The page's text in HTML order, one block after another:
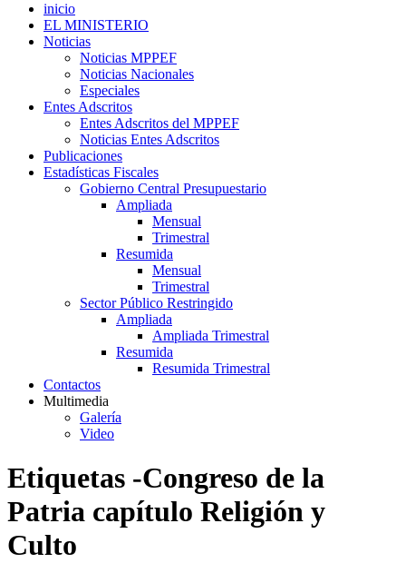
inicio
EL MINISTERIO
Noticias
Noticias MPPEF
Noticias Nacionales
Especiales
Entes Adscritos
Entes Adscritos del MPPEF
Noticias Entes Adscritos
Publicaciones
Estadísticas Fiscales
Gobierno Central Presupuestario
Ampliada
Mensual
Trimestral
Resumida
Mensual
Trimestral
Sector Público Restringido
Ampliada
Ampliada Trimestral
Resumida
Resumida Trimestral
Contactos
Multimedia
Galería
Video
Etiquetas -Congreso de la
Patria capítulo Religión y
Culto